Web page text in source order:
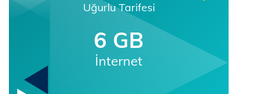
Uğurlu Tarifesi
6 GB
İnternet